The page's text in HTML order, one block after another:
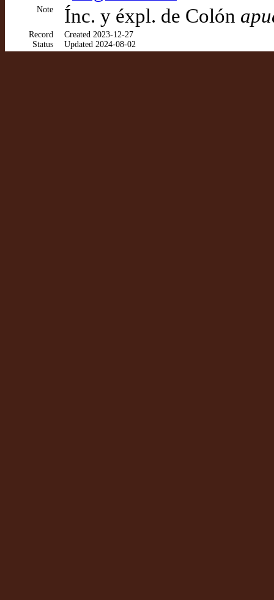
Note Ínc. y éxpl. de Colón
Record
Status
Created 2023-12-27
Updated 2024-08-02